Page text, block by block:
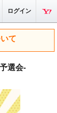
ログイン
て
選会-